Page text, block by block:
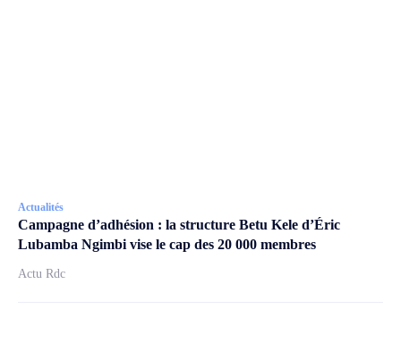
Actualités
Campagne d’adhésion : la structure Betu Kele d’Éric
Lubamba Ngimbi vise le cap des 20 000 membres
Actu Rdc